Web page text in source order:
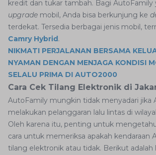
kredit dan tukar tambah. Bagi AutoFamily
upgrade mobil, Anda bisa berkunjung ke
terdekat. Tersedia berbagai jenis mobil,
Camry Hybrid .
NIKMATI PERJALANAN BERSAMA
NYAMAN DENGAN MENJAGA KONDISI
SELALU PRIMA DI AUTO2000
Cara Cek Tilang Elektronik di
AutoFamily mungkin tidak menyadari jika
melakukan pelanggaran lalu lintas di
Oleh karena itu, penting untuk
cara untuk memeriksa apakah kendaraan
tilang elektronik atau tidak. Berikut adalah